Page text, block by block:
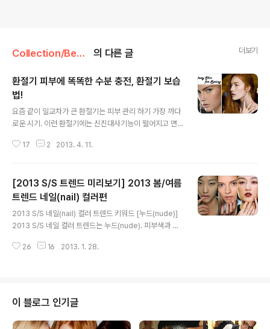
Collection/Beauty 의 다른 글 더보기
환절기 피부에 똑똑한 수분 충전, 환절기 보습
법!
요즘 같이 일교차가 큰 환절기는 피부 관리 하기 가장 까다
로운 시기. 이런 환절기에는 신진대사기능이 떨어지고 면
자극을 받을 수 있습니다. 때문에 각별한 주의가 필요한데
문에 건강하고 매끄러운 피부를 위해서는 충분한 수분공급
과 피부 속 수분을 사수하려는 노력이 필요합니다. 환절기
의 건조한 날씨에 푸석해져만가는 피부를 두고 볼 수 없어
미스트를 뿌리거나 수분크림을 듬뿍 발라 수분감을 주지만
그것도 잠시, 조금만 지나면 금세 푸석해지는 피부에 속상
하셨나요. 혹시 무작정 뿌리고 바르기만 하진 않았는지요?
17 2 2013. 4. 11.
[2013 S/S 트렌드 미리보기] 2013 봄/여름
트렌드 네일(nail) 컬러편
2013 S/S 네일(nail) 컬러 트렌드 키워드 [누드(nude)]
2013 S/S 네일 컬러 트렌드는 누드(nude). 피부색과 유
수많은 디자이너의 런웨이를 장악하며 2013 S/S 네일 컬
있죠~ 어른들이 선호하는 컬러이기도 하구요, 이런 참~한
누드 컬러가 이번 시즌 우리의 손을 물들이겠습니다. 위의
사진은 2013 S/S 네일 컬러 누드(nude)의 정석적인 컬
26 16 2013. 1. 28.
이 블로그 인기글